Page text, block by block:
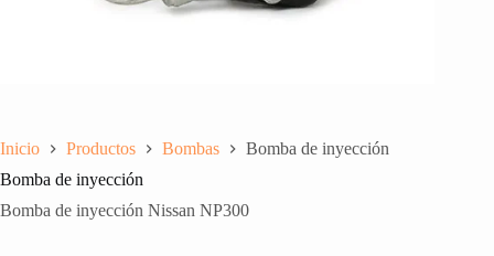
Inicio Productos Bombas
Bomba de inyección
Bomba de inyección
Bomba de inyección Nissan NP300